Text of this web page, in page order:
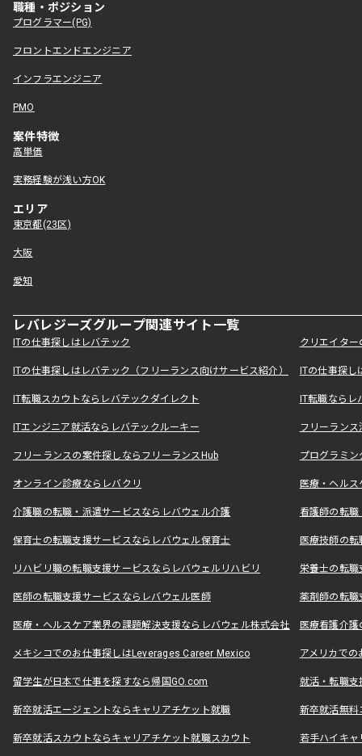
職種・ポジション
プログラマー(PG)
フロントエンドエンジニア
インフラエンジニア
PMO
案件特徴
高単価
実務経験が浅い方OK
エリア
東京都(23区)
大阪
愛知
レバレジーズグループ関連サイト一覧
ITの仕事探しはレバテック クリエイタ
ITの仕事探しはレバテック（フリーランス向けサービス紹介） ITの仕事探
IT転職スカウトならレバテックダイレクト IT転職なら
ITエンジニア就活ならレバテックルーキー フリーラン
フリーランスの案件探しならフリーランスHub プログラミ
オンライン診療ならレバクリ 医療・ヘル
介護職の転職・派遣サービスならレバウェル介護 看護師の転
保育士の転職支援サービスならレバウェル保育士 医療技師の
リハビリ職の転職支援サービスならレバウェルリハビリ 栄養士の転
医師の転職支援サービスならレバウェル医師 薬剤師の転
医療・ヘルスケア業界の課題解決支援ならレバウェル株式会社 医療看護介
メキシコでのお仕事探しはLeverages Career Mexico アメリカで
留学生が日本で仕事を探すなら帰国GO.com 就活・転職
新卒就活エージェントならキャリアチケット就職 新卒就活無料
新卒就活スカウトならキャリアチケット就職スカウト 若手ハイキ